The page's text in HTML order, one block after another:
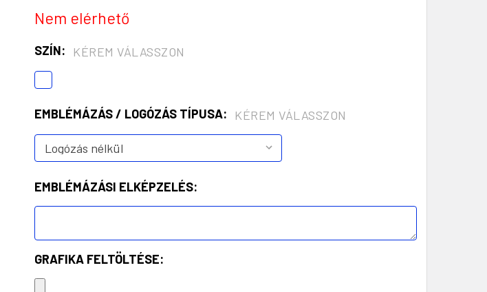
Nem elérhető
SZÍN: KÉREM VÁLASSZON
EMBLÉMÁZÁS / LOGÓZÁS TÍPUSA: KÉREM VÁLASSZON
EMBLÉMÁZÁSI ELKÉPZELÉS:
GRAFIKA FELTÖLTÉSE: